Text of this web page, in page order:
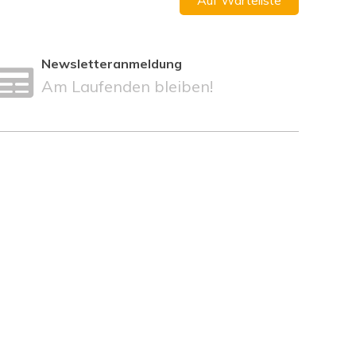
Newsletteranmeldung
Am Laufenden bleiben!